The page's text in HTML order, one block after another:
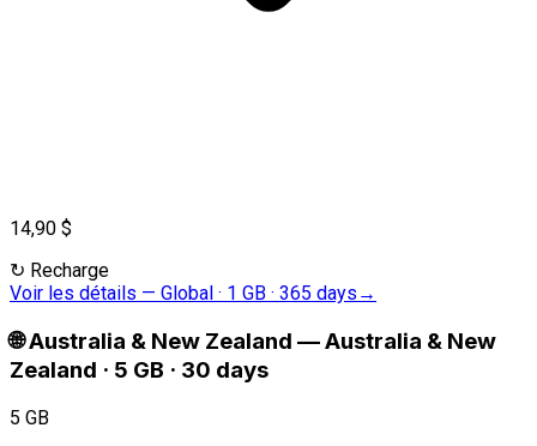
14,90 $
↻ Recharge
Voir les détails — Global · 1 GB · 365 days →
🌐Australia & New Zealand —Australia & New
Zealand · 5 GB · 30 days
5 GB